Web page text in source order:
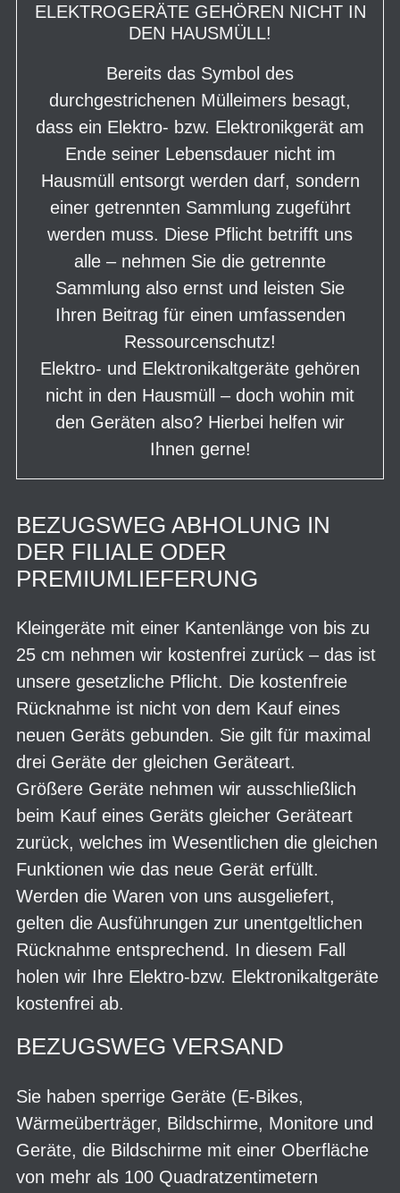
ELEKTROGERÄTE GEHÖREN NICHT IN
DEN HAUSMÜLL!
Bereits das Symbol des
durchgestrichenen Mülleimers besagt,
dass ein Elektro- bzw. Elektronikgerät am
Ende seiner Lebensdauer nicht im
Hausmüll entsorgt werden darf, sondern
einer getrennten Sammlung zugeführt
werden muss. Diese Pflicht betrifft uns
alle – nehmen Sie die getrennte
Sammlung also ernst und leisten Sie
Ihren Beitrag für einen umfassenden
Ressourcenschutz!
Elektro- und Elektronikaltgeräte gehören
nicht in den Hausmüll – doch wohin mit
den Geräten also? Hierbei helfen wir
Ihnen gerne!
BEZUGSWEG ABHOLUNG IN
DER FILIALE ODER
PREMIUMLIEFERUNG
Kleingeräte mit einer Kantenlänge von bis zu
25 cm nehmen wir kostenfrei zurück – das ist
unsere gesetzliche Pflicht. Die kostenfreie
Rücknahme ist nicht von dem Kauf eines
neuen Geräts gebunden. Sie gilt für maximal
drei Geräte der gleichen Geräteart.
Größere Geräte nehmen wir ausschließlich
beim Kauf eines Geräts gleicher Geräteart
zurück, welches im Wesentlichen die gleichen
Funktionen wie das neue Gerät erfüllt.
Werden die Waren von uns ausgeliefert,
gelten die Ausführungen zur unentgeltlichen
Rücknahme entsprechend. In diesem Fall
holen wir Ihre Elektro-bzw. Elektronikaltgeräte
kostenfrei ab.
BEZUGSWEG VERSAND
Sie haben sperrige Geräte (E-Bikes,
Wärmeüberträger, Bildschirme, Monitore und
Geräte, die Bildschirme mit einer Oberfläche
von mehr als 100 Quadratzentimetern